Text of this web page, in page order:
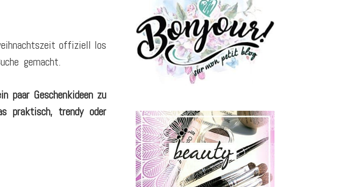
offiziell los
gemacht.
paar Geschenkideen zu
praktisch, trendy oder